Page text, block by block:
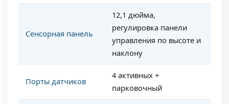
Сенсорная панель
12,1 дюйма,
регулировка панели
управления по высоте и
наклону
Порты датчиков
4 активных +
парковочный